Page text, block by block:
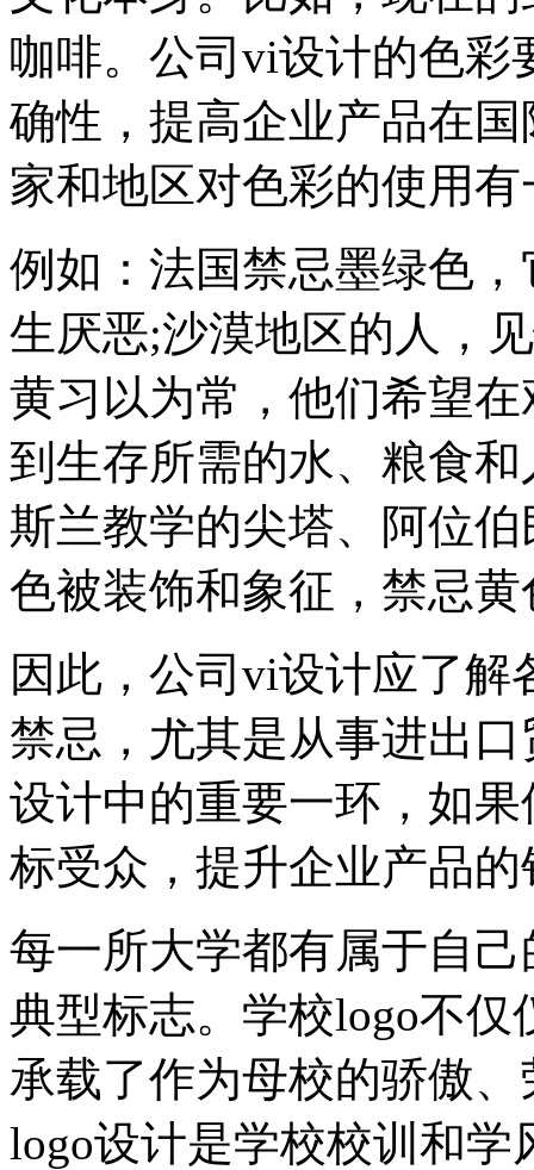
咖啡。公司vi设计的色彩
确性，提高企业产品在
家和地区对色彩的使用
例如：法国禁忌墨绿色
生厌恶;沙漠地区的人，
黄习以为常，他们希望
到生存所需的水、粮食
斯兰教学的尖塔、阿位
色被装饰和象征，禁忌黄
因此，公司vi设计应了
禁忌，尤其是从事进出
设计中的重要一环，如
标受众，提升企业产品
每一所大学都有属于自
典型标志。学校logo不
承载了作为母校的骄傲
logo设计是学校校训和